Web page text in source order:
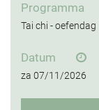
Programma
Tai chi - oefendag
Datum
za 07/11/2026